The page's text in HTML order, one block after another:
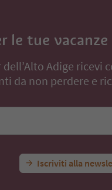
le tue
Adige ricevi
da non perdere e
Iscriviti alla